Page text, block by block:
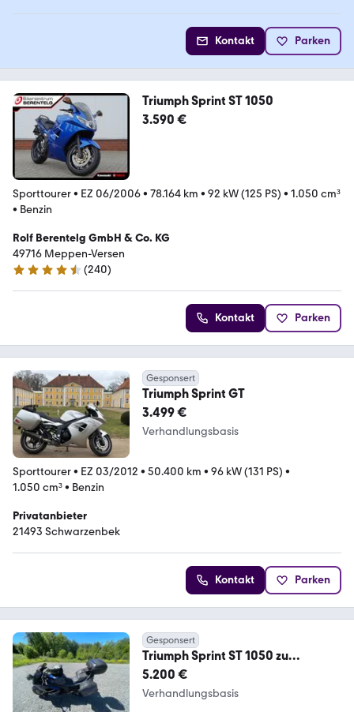
Kontakt Parken
Triumph Sprint ST 1050
3.590 €
Sporttourer• EZ 06/2006• 78.164 km • 92 kW (125 PS) • 1.050 cm³
• Benzin
Rolf Berentelg GmbH & Co. KG
49716 Meppen-Versen
4.7 Sterne
(240)
Kontakt Parken
Gesponsert
Triumph Sprint GT
3.499 €
Verhandlungsbasis
Sporttourer• EZ 03/2012 • 50.400 km • 96 kW (131 PS) •
1.050 cm³• Benzin
Privatanbieter
21493 Schwarzenbek
Kontakt Parken
Gesponsert
Triumph Sprint ST 1050 zu
verkaufen
5.200 €
Verhandlungsbasis